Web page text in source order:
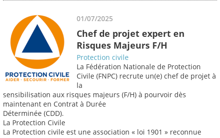
01/07/2025
Chef de projet expert en
Risques Majeurs F/H
Protection civile
La Fédération Nationale de Protection
Civile (FNPC) recrute un(e) chef de projet à
la
sensibilisation aux risques majeurs (F/H) à pourvoir dès
maintenant en Contrat à Durée
Déterminée (CDD).
La Protection Civile
La Protection civile est une association « loi 1901 » reconnue